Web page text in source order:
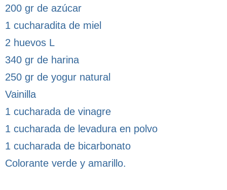
200 gr de azúcar
1 cucharadita de miel
2 huevos L
340 gr de harina
250 gr de yogur natural
Vainilla
1 cucharada de vinagre
1 cucharada de levadura en polvo
1 cucharada de bicarbonato
Colorante verde y amarillo.